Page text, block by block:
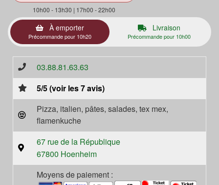
10h00 - 13h30 | 17h00 - 22h00
À emporter
Précommande pour 10h20
Livraison
Précommande pour 10h00
03.88.81.63.63
5/5 (voir les 7 avis)
Pizza, italien, pâtes, salades, tex mex,
flamenkuche
67 rue de la République
67800 Hoenheim
Moyens de paiement :